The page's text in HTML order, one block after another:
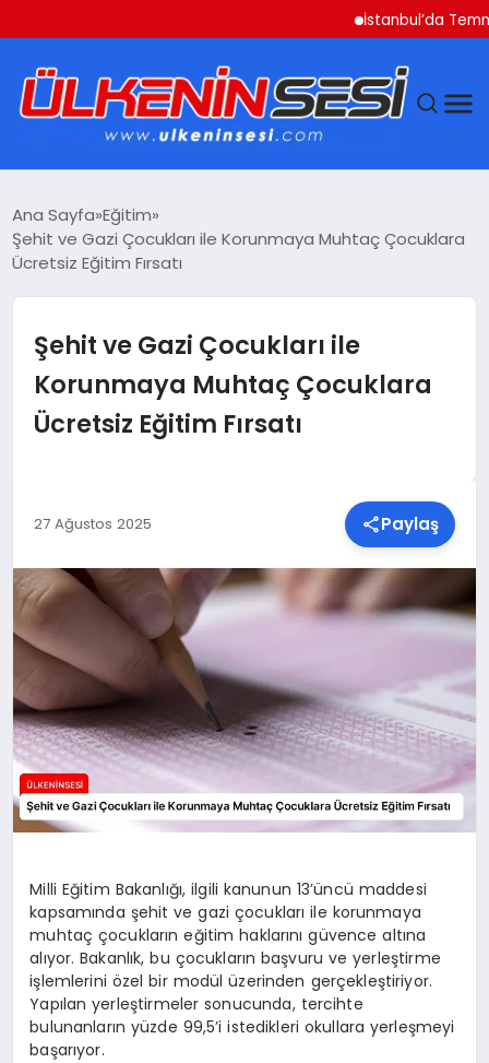
İstanbul’da Temmuz
EKONOMI
MAGAZIN
SAĞLIK
SPOR
TEKNOLOJI
YAŞAM
MALATYA HABERLERI
Ana Sayfa Eğitim
Şehit ve Gazi Çocukları ile Korunmaya Muhtaç Çocuklara
Ücretsiz Eğitim Fırsatı
Şehit ve Gazi Çocukları ile
Korunmaya Muhtaç Çocuklara
Ücretsiz Eğitim Fırsatı
27 Ağustos 2025 Paylaş
Milli Eğitim Bakanlığı, ilgili kanunun 13’üncü maddesi
kapsamında şehit ve gazi çocukları ile korunmaya
muhtaç çocukların eğitim haklarını güvence altına
alıyor. Bakanlık, bu çocukların başvuru ve yerleştirme
işlemlerini özel bir modül üzerinden gerçekleştiriyor.
Yapılan yerleştirmeler sonucunda, tercihte
bulunanların yüzde 99,5’i istedikleri okullara yerleşmeyi
başarıyor.